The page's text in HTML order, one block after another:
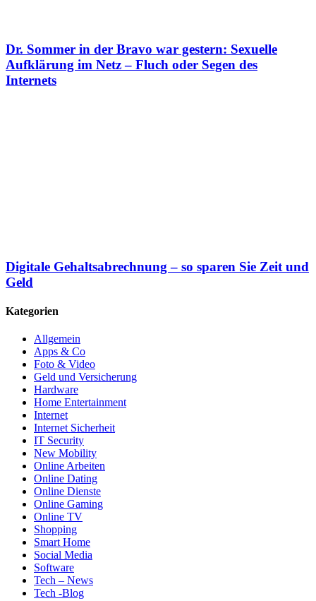
Dr. Sommer in der Bravo war gestern: Sexuelle
Aufklärung im Netz – Fluch oder Segen des
Internets
Digitale Gehaltsabrechnung – so sparen Sie Zeit und
Geld
Kategorien
Allgemein
Apps & Co
Foto & Video
Geld und Versicherung
Hardware
Home Entertainment
Internet
Internet Sicherheit
IT Security
New Mobility
Online Arbeiten
Online Dating
Online Dienste
Online Gaming
Online TV
Shopping
Smart Home
Social Media
Software
Tech – News
Tech -Blog